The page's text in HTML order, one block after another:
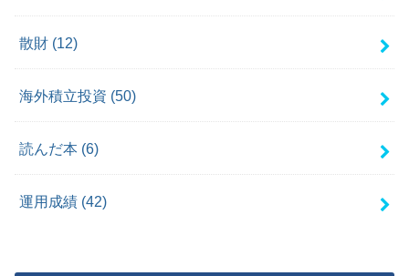
散財 (12)
海外積立投資 (50)
読んだ本 (6)
運用成績 (42)